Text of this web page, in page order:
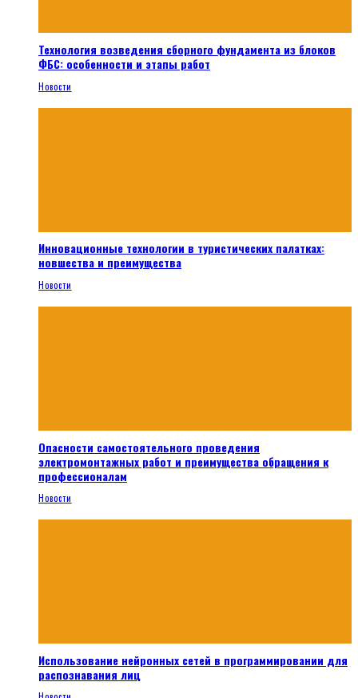
Технология возведения сборного фундамента из блоков
ФБС: особенности и этапы работ
Новости
Инновационные технологии в туристических палатках:
новшества и преимущества
Новости
Опасности самостоятельного проведения
электромонтажных работ и преимущества обращения к
профессионалам
Новости
Использование нейронных сетей в программировании для
распознавания лиц